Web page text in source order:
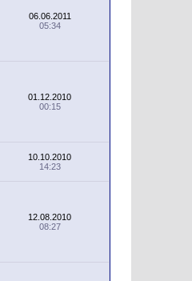
06.06.2011
05:34
01.12.2010
00:15
10.10.2010
14:23
12.08.2010
08:27